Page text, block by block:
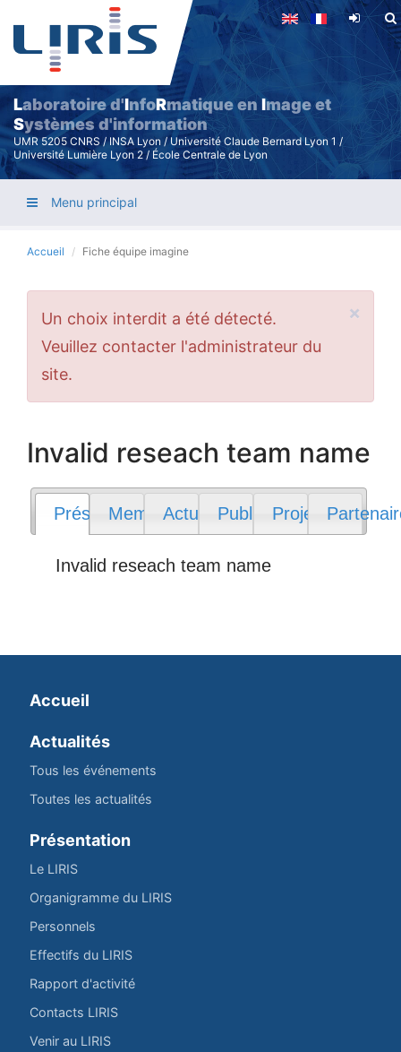
Aller
contenu
principal
Laboratoire d'InfoRmatique enImage et
Systèmes d'information
UMR 5205 CNRS / INSA Lyon / Université Claude Bernard Lyon 1 /
Université Lumière Lyon 2 / École Centrale de Lyon
Menu principal
Accueil Fiche équipe imagine
×
Message
d'erreur
Un choix interdit a été détecté.
Veuillez contacter l'administrateur du
site.
Invalid reseach team name
PrésentationMembresActualitésPublications
Projets
Invalid reseach team name
Accueil
Actualités
Tous les événements
Toutes les actualités
Présentation
Le LIRIS
Organigramme du LIRIS
Personnels
Effectifs du LIRIS
Rapport d'activité
Contacts LIRIS
Venir au LIRIS